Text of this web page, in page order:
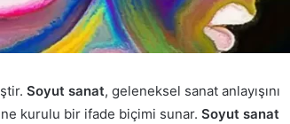
Soyut sanat, geleneksel sanat anlayışını
kurulu bir ifade biçimi sunar. Soyut sanat